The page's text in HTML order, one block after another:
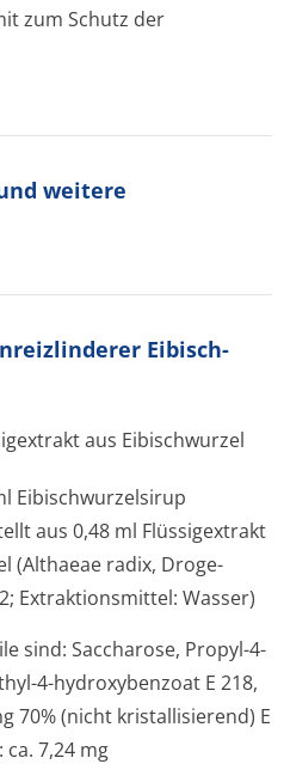
zum Schutz der
weitere
Eibisch-
aus Eibischwurzel
Eibischwurzelsirup
aus 0,48 ml Flüssigextrakt
(Althaeae radix, Droge-
Extraktionsmittel: Wasser)
sind: Saccharose, Propyl-4-
4-hydroxybenzoat E 218,
70% (nicht kristallisierend) E
7,24 mg